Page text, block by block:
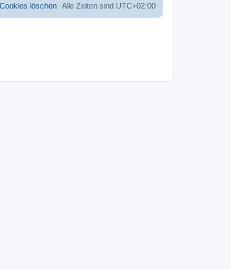
Alle Zeiten sind UTC+02:00
löschen